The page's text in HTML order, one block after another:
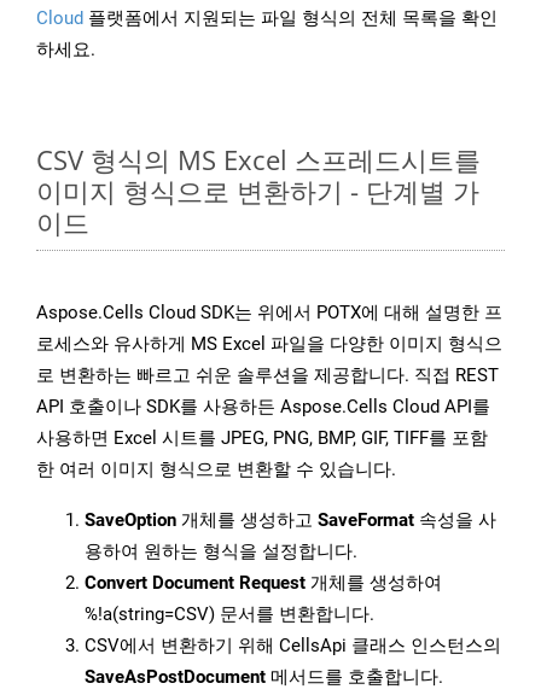
Cloud 플랫폼에서 지원되는 파일 형식의 전체 목록을 확인
하세요.
CSV 형식의 MS Excel 스프레드시트를
이미지 형식으로 변환하기 - 단계별 가
이드
Aspose.Cells Cloud SDK는 위에서 POTX에 대해 설명한 프
로세스와 유사하게 MS Excel 파일을 다양한 이미지 형식으
로 변환하는 빠르고 쉬운 솔루션을 제공합니다. 직접 REST
API 호출이나 SDK를 사용하든 Aspose.Cells Cloud API를
사용하면 Excel 시트를 JPEG, PNG, BMP, GIF, TIFF를 포함
한 여러 이미지 형식으로 변환할 수 있습니다.
SaveOption 개체를 생성하고 SaveFormat 속성을 사
용하여 원하는 형식을 설정합니다.
Convert Document Request 개체를 생성하여
%!a(string=CSV) 문서를 변환합니다.
CSV에서 변환하기 위해 CellsApi 클래스 인스턴스의
SaveAsPostDocument 메서드를 호출합니다.